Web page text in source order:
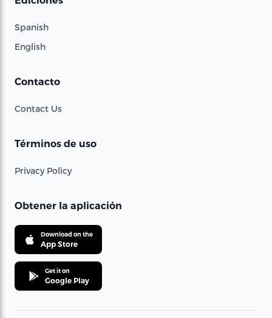
Spanish
English
Contacto
Contact Us
Términos de uso
Privacy Policy
Obtener la aplicación
Download on the
App Store
Get it on
Google Play